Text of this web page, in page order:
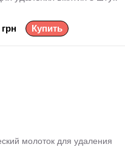
Купить